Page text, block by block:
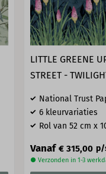
LITTLE GREENE
STREET -
National Trust
6 kleurvariaties
Rol van 52 cm x
Vanaf € 315,00 p/
● Verzonden in 1-3